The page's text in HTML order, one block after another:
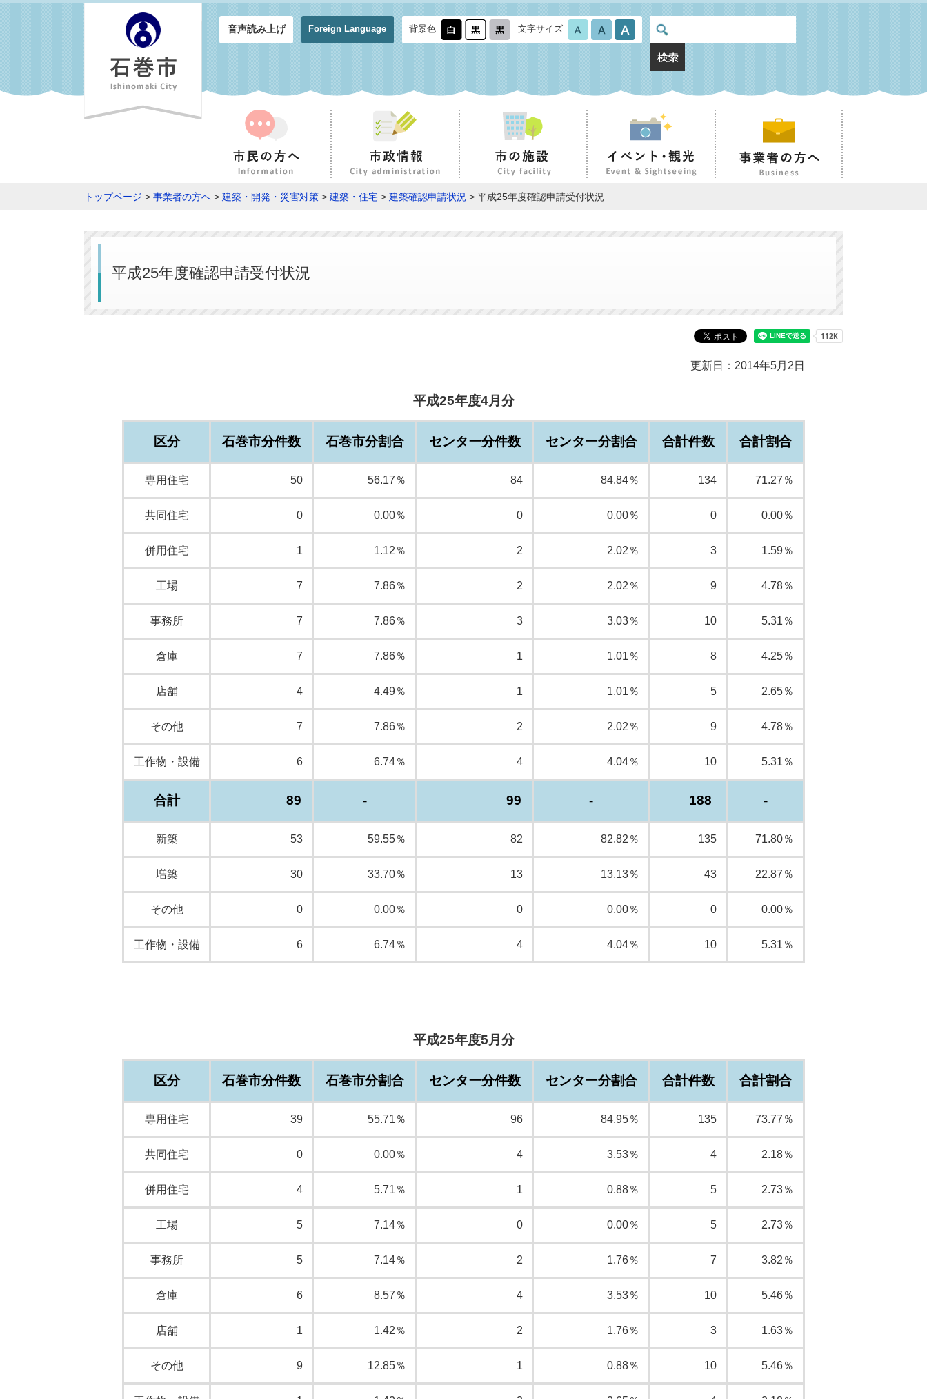
音声読み上げ Foreign Language 背景色 文字サイズ
トップページ > 事業者の方へ > 建築・開発・災害対策 > 建築・住宅 > 建築確認申請状況 > 平成25年度確認申請受付状況
平成25年度確認申請受付状況
更新日：2014年5月2日
平成25年度4月分
区分 石巻市分件数 石巻市分割合 センター分件数 センター分割合 合計件数 合計割合
専用住宅 50 56.17％ 84 84.84％ 134 71.27％
共同住宅 0 0.00％ 0 0.00％ 0 0.00％
併用住宅 1 1.12％ 2 2.02％ 3 1.59％
工場 7 7.86％ 2 2.02％ 9 4.78％
事務所 7 7.86％ 3 3.03％ 10 5.31％
倉庫 7 7.86％ 1 1.01％ 8 4.25％
店舗 4 4.49％ 1 1.01％ 5 2.65％
その他 7 7.86％ 2 2.02％ 9 4.78％
工作物・設備 6 6.74％ 4 4.04％ 10 5.31％
合計 89 - 99 - 188 -
新築 53 59.55％ 82 82.82％ 135 71.80％
増築 30 33.70％ 13 13.13％ 43 22.87％
その他 0 0.00％ 0 0.00％ 0 0.00％
工作物・設備 6 6.74％ 4 4.04％ 10 5.31％
平成25年度5月分
区分 石巻市分件数 石巻市分割合 センター分件数 センター分割合 合計件数 合計割合
専用住宅 39 55.71％ 96 84.95％ 135 73.77％
共同住宅 0 0.00％ 4 3.53％ 4 2.18％
併用住宅 4 5.71％ 1 0.88％ 5 2.73％
工場 5 7.14％ 0 0.00％ 5 2.73％
事務所 5 7.14％ 2 1.76％ 7 3.82％
倉庫 6 8.57％ 4 3.53％ 10 5.46％
店舗 1 1.42％ 2 1.76％ 3 1.63％
その他 9 12.85％ 1 0.88％ 10 5.46％